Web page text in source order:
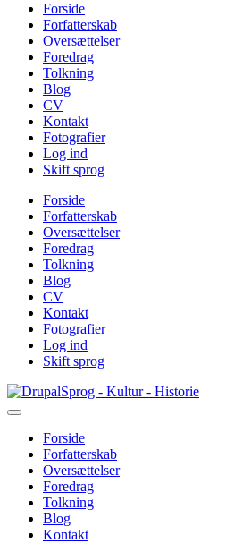
Forside
Forfatterskab
Oversættelser
Foredrag
Tolkning
Blog
CV
Kontakt
Fotografier
Log ind
Skift sprog
Forside
Forfatterskab
Oversættelser
Foredrag
Tolkning
Blog
CV
Kontakt
Fotografier
Log ind
Skift sprog
Gå
til
Sprog - Kultur - Historie
Primær
navigation
Forside
Forfatterskab
Oversættelser
Foredrag
Tolkning
Blog
Kontakt